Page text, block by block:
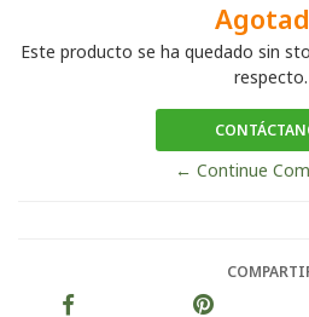
Este producto se ha quedado sin
respecto.
← Continue